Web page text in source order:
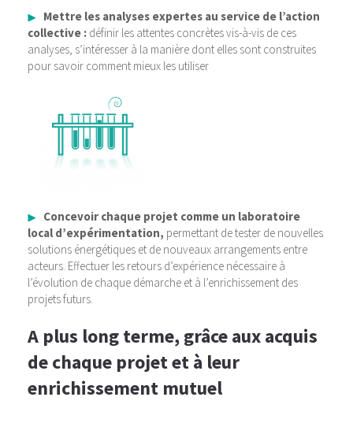
Mettre les analyses expertes au service de l’action
collective : définir les attentes concrètes vis-à-vis de ces
analyses, s’intéresser à la manière dont elles sont construites
pour savoir comment mieux les utiliser
Concevoir chaque projet comme un laboratoire
local d’expérimentation, permettant de tester de nouvelles
solutions énergétiques et de nouveaux arrangements entre
acteurs. Effectuer les retours d’expérience nécessaire à
l’évolution de chaque démarche et à l’enrichissement des
projets futurs.
A plus long terme, grâce aux acquis
de chaque projet et à leur
enrichissement mutuel